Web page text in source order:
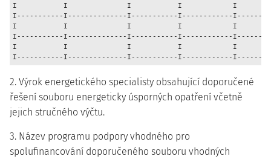
I           I              I           I            I
I-----------I--------------I-----------I------------
I           I              I           I            I
I-----------I--------------I-----------I------------
I           I              I           I            I
2. Výrok energetického specialisty obsahující doporučené
řešení souboru energeticky úsporných opatření včetně
jejich stručného výčtu.
3. Název programu podpory vhodného pro
spolufinancování doporučeného souboru vhodných